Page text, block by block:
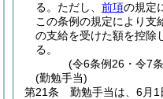
る。 ただし、 前項の規定
この条例の規定により支
の支給を受けた額を控除
る。
(令6条例26・令7
(勤勉手当)
第21条
勤勉手当は、6月1